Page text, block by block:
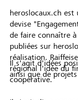
heroslocaux.ch est
devise
de faire connaître
publiées sur
réalisation.
régional l'idée du
coopérative.
Il s'agit d'idées
ainsi que de